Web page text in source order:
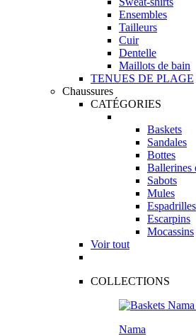
Ensembles
Tailleurs
Cuir
Dentelle
Maillots de bain
TENUES DE PLAGE
Chaussures
CATÉGORIES
Baskets
Sandales
Bottes
Ballerines
Sabots
Mules
Espadrilles
Escarpins
Mocassins
Voir tout
COLLECTIONS
Nama